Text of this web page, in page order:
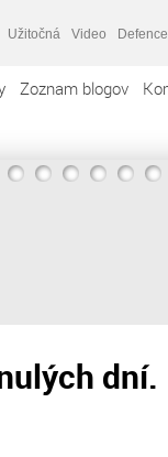
Užitočná Video
Zoznam blogov
dní.